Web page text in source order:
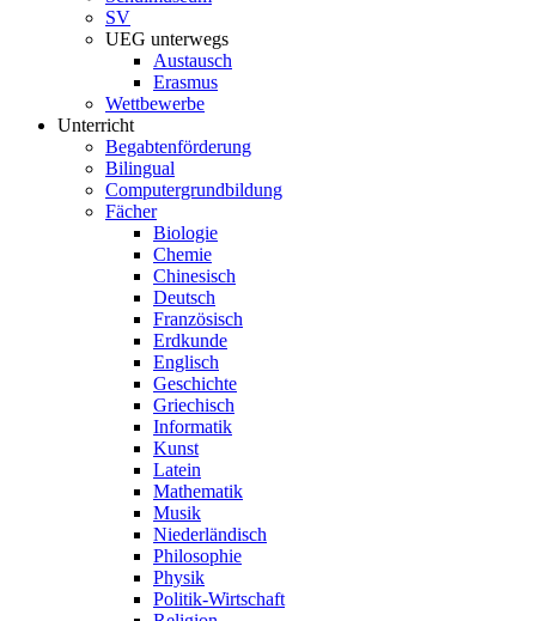
SV
UEG unterwegs
Austausch
Erasmus
Wettbewerbe
Unterricht
Begabtenförderung
Bilingual
Computergrundbildung
Fächer
Biologie
Chemie
Chinesisch
Deutsch
Französisch
Erdkunde
Englisch
Geschichte
Griechisch
Informatik
Kunst
Latein
Mathematik
Musik
Niederländisch
Philosophie
Physik
Politik-Wirtschaft